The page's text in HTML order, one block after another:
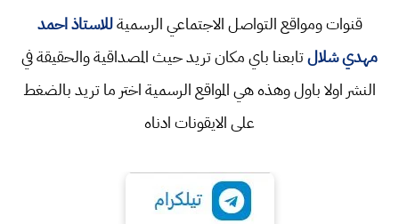
قنوات ومواقع التواصل الاجتماعي الرسميةللاستاذ احمد
مهدي شلالتابعنا باي مكان تريد حيث المصداقية والحقيقة في
النشر اولا باول وهذه هي المواقع الرسمية اختر ما تريد بالضغط
على الايقونات ادناه